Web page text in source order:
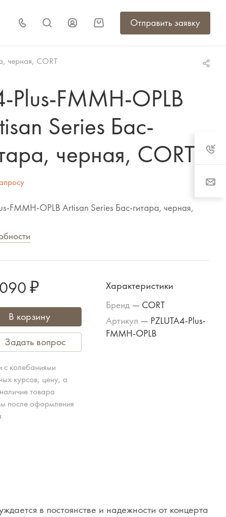
Отправить заявку
черная, CORT
Plus-FMMH-OPLB
Series Бас-
черная, CORT
FMMH-OPLB Artisan Series Бас-гитара, черная,
₽
В корзину
Задать вопрос
с колебаниями
курсов, цену, а
товара
после оформления
Характеристики
Бренд — CORT
Артикул — PZLUTA4-Plus-
FMMH-OPLB
в постоянстве и надежности от концерта